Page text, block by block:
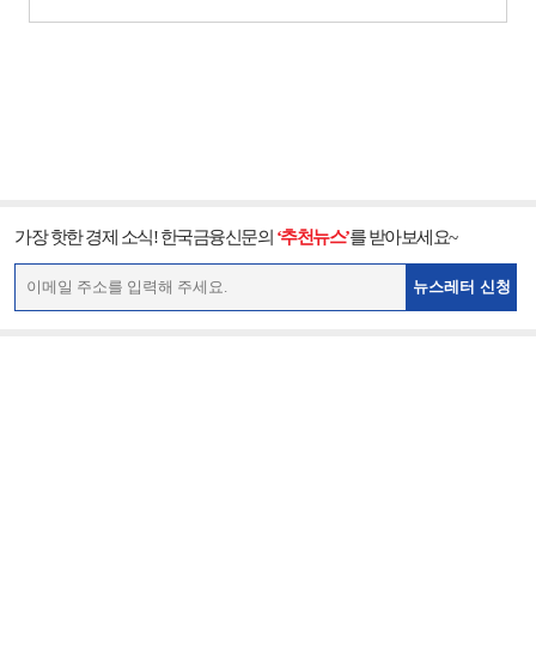
가장 핫한 경제 소식! 한국금융신문의 ‘추천뉴스’를 받아보세요~
뉴스레터 신청